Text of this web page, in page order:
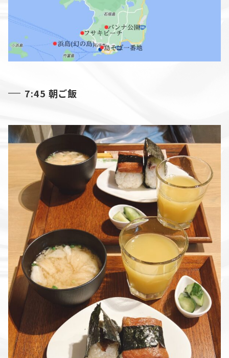
7:45 朝ご飯